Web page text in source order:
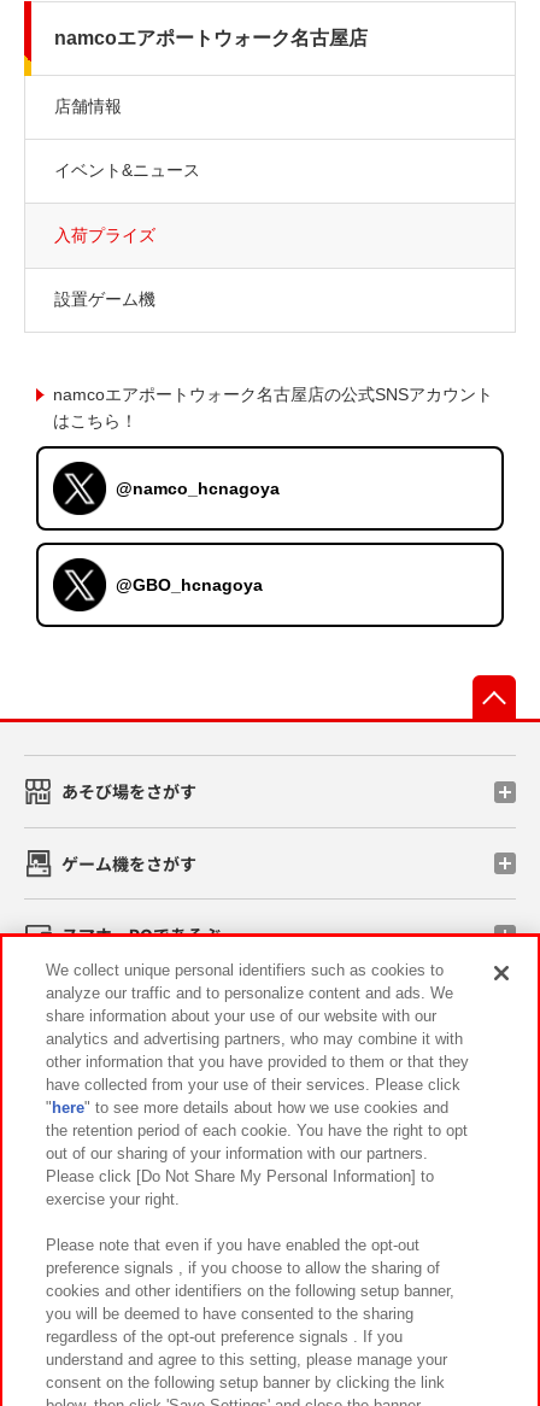
namcoエアポートウォーク名古屋店
店舗情報
イベント&ニュース
入荷プライズ
設置ゲーム機
namcoエアポートウォーク名古屋店の公式SNSアカウント
はこちら！
@namco_hcnagoya
@GBO_hcnagoya
あそび場をさがす
ゲーム機をさがす
スマホ・PCであそぶ
イベント・キャンペーン
関連会社 サステナビリティ サイトポリシー
プライバシーポリシー ウェブアクセシビリティ方針と検証結果
お取引先さまとともに
カスタマーハラスメント対応方針 よくあるご質問・お問い合わせ
We collect unique personal identifiers such as cookies to
analyze our traffic and to personalize content and ads. We
share information about your use of our website with our
analytics and advertising partners, who may combine it with
other information that you have provided to them or that they
have collected from your use of their services. Please click
" here" to see more details about how we use cookies and
the retention period of each cookie. You have the right to opt
out of our sharing of your information with our partners.
Please click [Do Not Share My Personal Information] to
exercise your right.
Please note that even if you have enabled the opt-out
preference signals , if you choose to allow the sharing of
cookies and other identifiers on the following setup banner,
you will be deemed to have consented to the sharing
regardless of the opt-out preference signals . If you
understand and agree to this setting, please manage your
consent on the following setup banner by clicking the link